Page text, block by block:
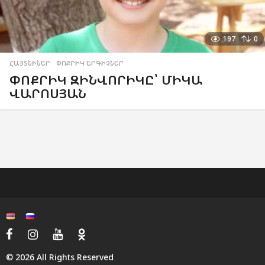
197 0
ՀԱՅՏՆԻՆԵՐ ,ՓՈՔՐԻԿ ԵՐԳԻՉՆԵՐ
ՓՈՔՐԻԿ ԶԻՆՎՈՐԻԿԸ՝ ՄԻԿԱ
ՎԱՐՈՍՅԱՆ
© 2026 All Rights Reserved